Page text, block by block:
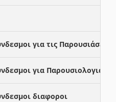
για τις Παρουσιάσεις
για Παρουσιολογια
διαφοροι